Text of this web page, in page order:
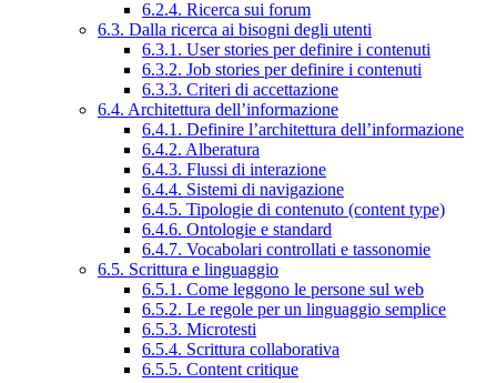
6.2.4. Ricerca sui forum
6.3. Dalla ricerca ai bisogni degli utenti
6.3.1. User stories per definire i contenuti
6.3.2. Job stories per definire i contenuti
6.3.3. Criteri di accettazione
6.4. Architettura dell’informazione
6.4.1. Definire l’architettura dell’informazione
6.4.2. Alberatura
6.4.3. Flussi di interazione
6.4.4. Sistemi di navigazione
6.4.5. Tipologie di contenuto (content type)
6.4.6. Ontologie e standard
6.4.7. Vocabolari controllati e tassonomie
6.5. Scrittura e linguaggio
6.5.1. Come leggono le persone sul web
6.5.2. Le regole per un linguaggio semplice
6.5.3. Microtesti
6.5.4. Scrittura collaborativa
6.5.5. Content critique